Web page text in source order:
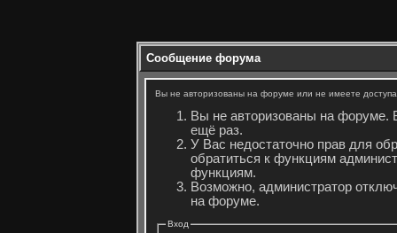
Сообщение форума
Вы не авторизованы на форуме или не имеете
Вы не авторизованы на форуме.
ещё раз.
У Вас недостаточно прав для
обратиться к функциям
функциям.
Возможно, администратор
на форуме.
Вход